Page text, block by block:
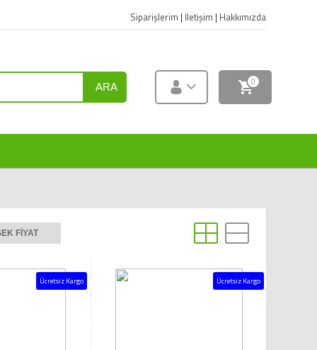
Siparişlerim | İletişim | Hakkımızda
ARA 0
FIYAT
Ücretsiz Kargo Ücretsiz Kargo